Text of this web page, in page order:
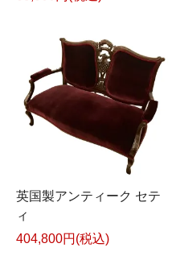
英国製アンティーク セテ
ィ
404,800円(税込)